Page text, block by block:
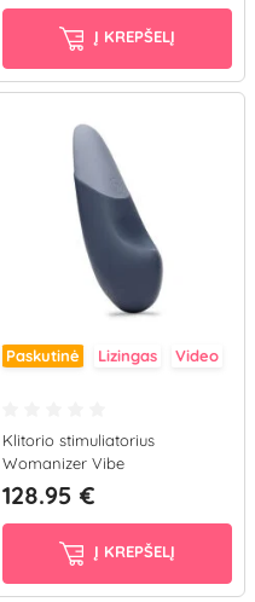
Į KREPŠELĮ
Paskutinė Lizingas Video
Klitorio stimuliatorius
Womanizer Vibe
128.95 €
Į KREPŠELĮ